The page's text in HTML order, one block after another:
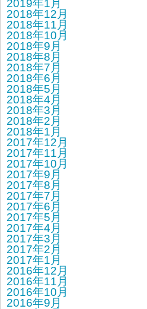
2019年1月
2018年12月
2018年11月
2018年10月
2018年9月
2018年8月
2018年7月
2018年6月
2018年5月
2018年4月
2018年3月
2018年2月
2018年1月
2017年12月
2017年11月
2017年10月
2017年9月
2017年8月
2017年7月
2017年6月
2017年5月
2017年4月
2017年3月
2017年2月
2017年1月
2016年12月
2016年11月
2016年10月
2016年9月